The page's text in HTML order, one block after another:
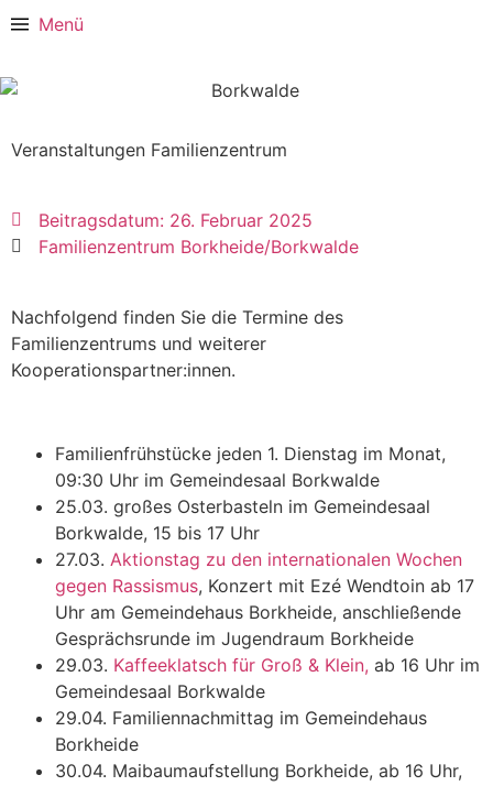
Menü
Veranstaltungen Familienzentrum
Beitragsdatum: 26. Februar 2025
Familienzentrum Borkheide/Borkwalde
Nachfolgend finden Sie die Termine des
Familienzentrums und weiterer
Kooperationspartner:innen.
Familienfrühstücke jeden 1. Dienstag im Monat,
09:30 Uhr im Gemeindesaal Borkwalde
25.03. großes Osterbasteln im Gemeindesaal
Borkwalde, 15 bis 17 Uhr
27.03. Aktionstag zu den internationalen Wochen
gegen Rassismus, Konzert mit Ezé Wendtoin ab 17
Uhr am Gemeindehaus Borkheide, anschließende
Gesprächsrunde im Jugendraum Borkheide
29.03. Kaffeeklatsch für Groß & Klein, ab 16 Uhr im
Gemeindesaal Borkwalde
29.04. Familiennachmittag im Gemeindehaus
Borkheide
30.04. Maibaumaufstellung Borkheide, ab 16 Uhr,